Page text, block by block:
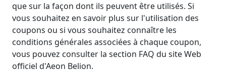
que sur la façon dont ils peuvent être utilisés. Si
vous souhaitez en savoir plus sur l'utilisation des
coupons ou si vous souhaitez connaître les
conditions générales associées à chaque coupon,
vous pouvez consulter la section FAQ du site Web
officiel d'Aeon Belion.